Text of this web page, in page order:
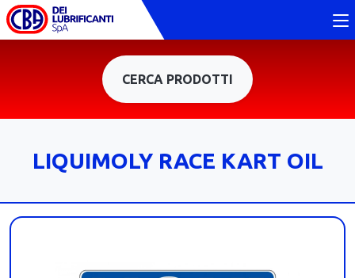
CERCA PRODOTTI
LIQUIMOLY RACE KART OIL